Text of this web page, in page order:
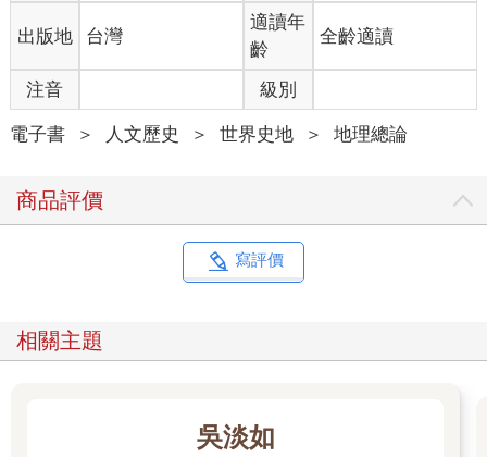
部分人口都居住在北半球，所以為什麼要將地圖上下顛倒呢？如
果說職業製圖師當中有一個過時的信仰，那麼這個信仰就是糟糕
這裡的問題不在於色彩、文字、國界或地圖上的任何其他內容，
而是投影本身，也就是將球型的地球轉化成二維空間所用的方
全球地圖而言，自由度就很大了，因此可能嚴重失真。經緯線應
該是直線還是曲線？地球應該呈現長方形、橢圓形，還是其他形
狀？那心形、星形或花朵形呢？這些形狀的投影法都存在。而且
這不僅僅是靜態地圖會碰到的問題，互動式線上地圖和虛擬地球
致，但有一些投影法單純是為了賞心悅目。其實投影法的可能性
等到《白宮風雲》那一幕於2001年播出時，專業地圖製作者早已
經跟彼得斯投影法——以及其創始者的誤導性言論（一位叫做阿
出版地 台灣
適讀年
齡
全齡適讀
注音 級別
電子書 ＞ 人文歷史 ＞ 世界史地 ＞ 地理總論
商品評價
寫評價
相關主題
吳淡如